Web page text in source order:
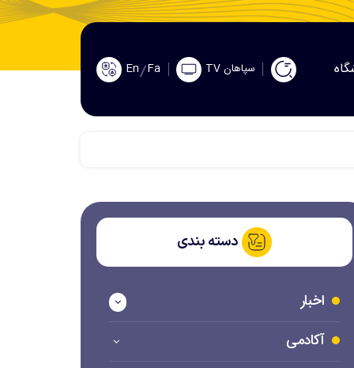
سپاهان TV Fa
En
دسته بندی
اخبار
آکادمی